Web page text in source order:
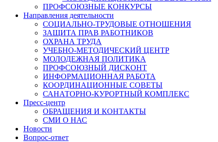
ПРОФСОЮЗНЫЕ КОНКУРСЫ
Направления деятельности
СОЦИАЛЬНО-ТРУДОВЫЕ ОТНОШЕНИЯ
ЗАЩИТА ПРАВ РАБОТНИКОВ
ОХРАНА ТРУДА
УЧЕБНО-МЕТОДИЧЕСКИЙ ЦЕНТР
МОЛОДЕЖНАЯ ПОЛИТИКА
ПРОФСОЮЗНЫЙ ДИСКОНТ
ИНФОРМАЦИОННАЯ РАБОТА
КООРДИНАЦИОННЫЕ СОВЕТЫ
САНАТОРНО-КУРОРТНЫЙ КОМПЛЕКС
Пресс-центр
ОБРАЩЕНИЯ И КОНТАКТЫ
СМИ О НАС
Новости
Вопрос-ответ